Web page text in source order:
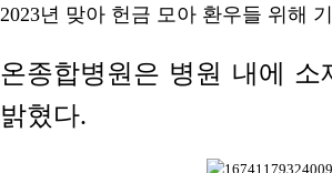
2023년 맞아 헌금 모아 환우들 위해
온종합병원은 병원 내에 소
밝혔다.